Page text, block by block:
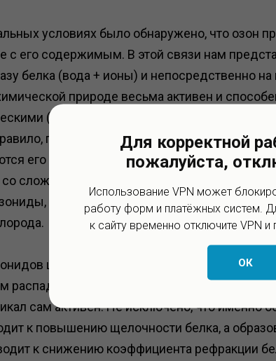
условиях было обнаружено, что озон
с его содержимым. В этой связи нам
белка (вода + ионы) и непосредственно на
природе весьма активен и
(простыми и сложными) веществами.
продукты их окисления. Что же
его не только окислительные, но и
со сложными веществами образуются
как правило, являются нестойкими,
щелочных металлов образуются их
распад озонидов идет через
сам активен. Не исключено, что именно
к повышению щелочности белка, а
к снижению коэффициента рефракции
Для корректной
пожалуйста,
Использование VPN может
работу форм и платёжных систем.
к сайту временно отключите VPN и
ОК